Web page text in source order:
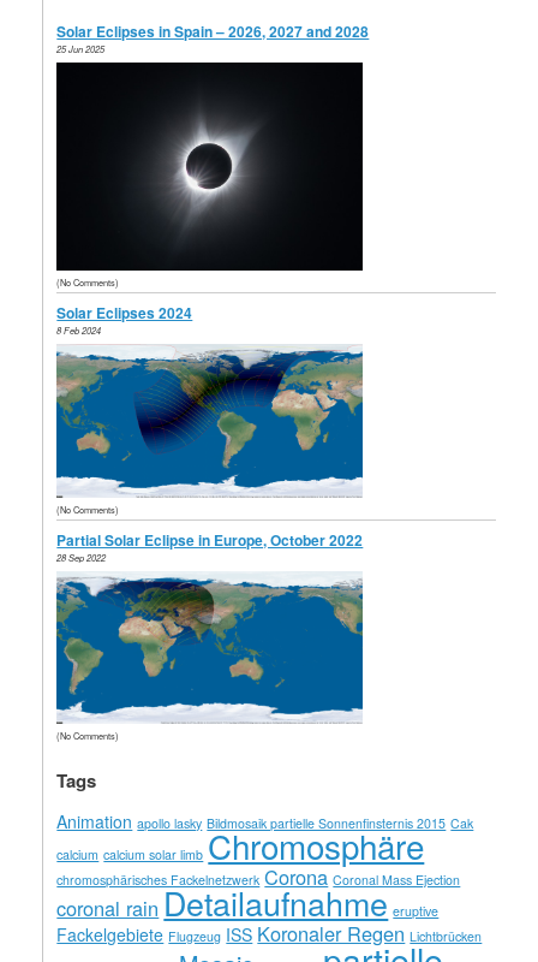
Solar Eclipses in Spain – 2026, 2027 and 2028
25 Jun 2025
(No Comments)
Solar Eclipses 2024
8 Feb 2024
(No Comments)
Partial Solar Eclipse in Europe, October 2022
28 Sep 2022
(No Comments)
Tags
Animation apollo lasky Bildmosaik partielle Sonnenfinsternis 2015 Cak
calcium calcium solar limb Chromosphäre
chromosphärisches Fackelnetzwerk Corona Coronal Mass Ejection
coronal rain Detailaufnahme eruptive
Fackelgebiete Flugzeug ISS Koronaler Regen Lichtbrücken